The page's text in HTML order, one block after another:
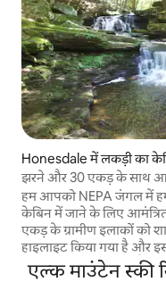
Honesdale में लकड़ी का
झरने और 30 एकड़ के साथ
हम आपको NEPA जंगल में
केबिन में जाने के लिए आमंत्रित करते
एकड़ के ग्रामीण इलाकों को
हाइलाइट किया गया है और
एकड़ से भी ज़्यादा राज्य है।
एल्क माउंटेन स्की